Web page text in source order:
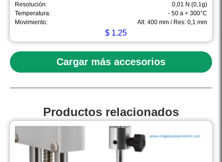
Resolución:
0,01 N (0,1g)
Temperatura:
- 50 a + 300°C
Movimiento:
Alt: 400 mm / Res: 0,1 mm
$ 1.25
Cargar más accesorios
Productos relacionados